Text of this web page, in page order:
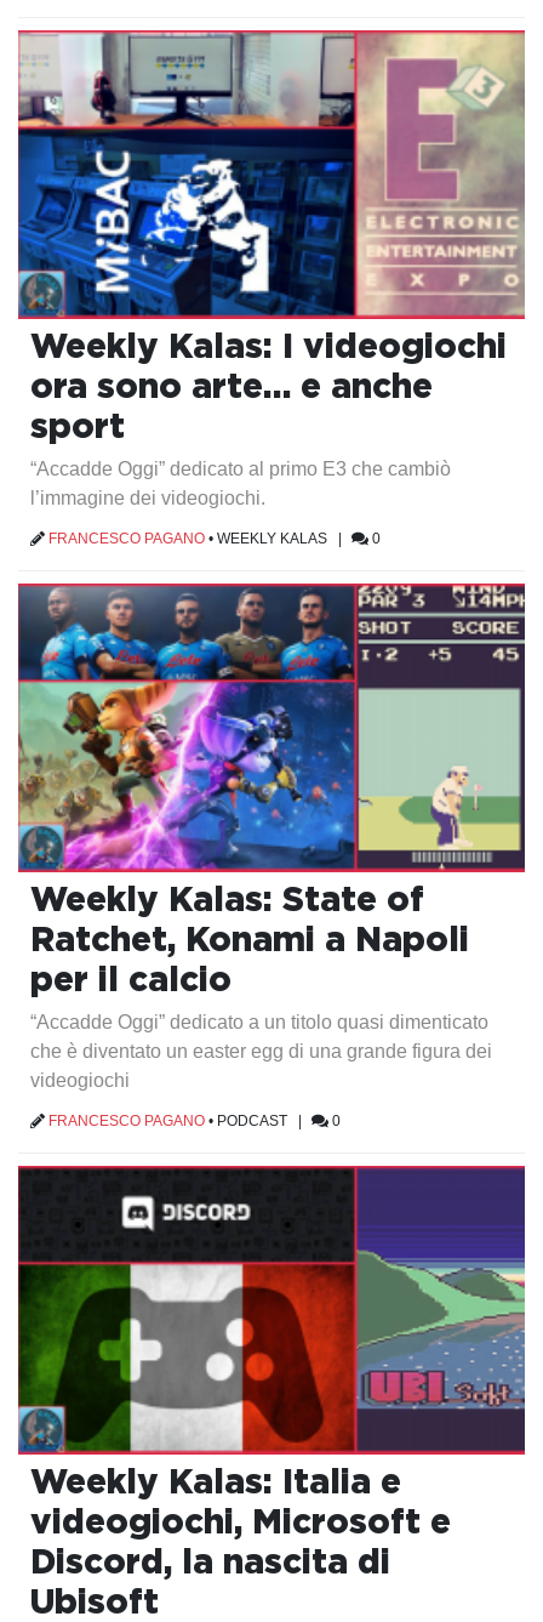
Weekly Kalas: I videogiochi
ora sono arte… e anche
sport
“Accadde Oggi” dedicato al primo E3 che cambiò
l’immagine dei videogiochi.
FRANCESCO PAGANO • WEEKLY KALAS 0
Weekly Kalas: State of
Ratchet, Konami a Napoli
per il calcio
“Accadde Oggi” dedicato a un titolo quasi dimenticato
che è diventato un easter egg di una grande figura dei
videogiochi
FRANCESCO PAGANO • PODCAST 0
Weekly Kalas: Italia e
videogiochi, Microsoft e
Discord, la nascita di
Ubisoft